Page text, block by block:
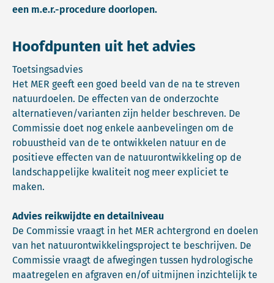
een m.e.r.-procedure doorlopen.
Hoofdpunten uit het advies
Toetsingsadvies
Het MER geeft een goed beeld van de na te streven
natuurdoelen. De effecten van de onderzochte
alternatieven/varianten zijn helder beschreven. De
Commissie doet nog enkele aanbevelingen om de
robuustheid van de te ontwikkelen natuur en de
positieve effecten van de natuurontwikkeling op de
landschappelijke kwaliteit nog meer expliciet te
maken.
Advies reikwijdte en detailniveau
De Commissie vraagt in het MER achtergrond en doelen
van het natuurontwikkelingsproject te beschrijven. De
Commissie vraagt de afwegingen tussen hydrologische
maatregelen en afgraven en/of uitmijnen inzichtelijk te